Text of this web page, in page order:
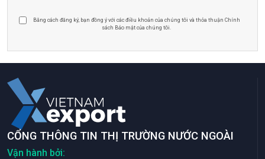
Bằng cách đăng ký, bạn đồng ý với các điều khoản của chúng tôi và thỏa thuận Chính
sách Bảo mật của chúng tôi.
CỔNG THÔNG TIN THỊ TRƯỜNG NƯỚC NGOÀI
Vận hành bởi: